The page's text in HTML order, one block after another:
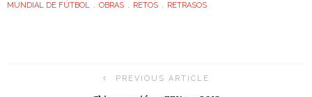
MUNDIAL DE FÚTBOL
OBRAS RETOS RETRASOS
PREVIOUS ARTICLE